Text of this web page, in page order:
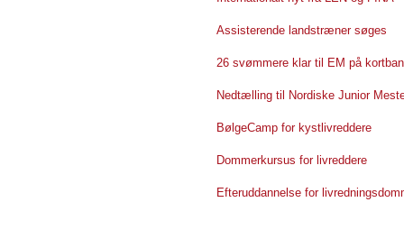
Assisterende landstræner søges
26 svømmere klar til EM på
Nedtælling til Nordiske Junior
BølgeCamp for kystlivreddere
Dommerkursus for livreddere
Efteruddannelse for